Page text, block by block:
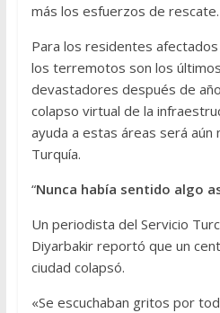
más los esfuerzos de rescate.
Para los residentes
los terremotos son los
devastadores después de
colapso virtual de la
ayuda a estas áreas será aún
Turquía.
“Nunca había sentido algo
Un periodista del Servicio
Diyarbakir reportó que un
ciudad colapsó.
«Se escuchaban gritos por